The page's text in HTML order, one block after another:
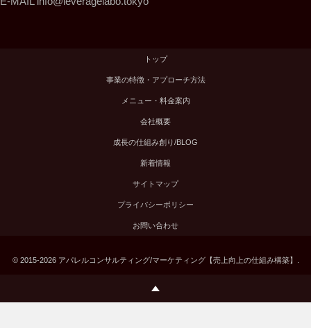
トップ
事業の特徴・アプローチ方法
メニュー・料金案内
会社概要
成長の仕組み創り/BLOG
新着情報
サイトマップ
プライバシーポリシー
お問い合わせ
© 2015-2026 アパレルコンサルティング/マーケティング【売上向上の仕組み構築】